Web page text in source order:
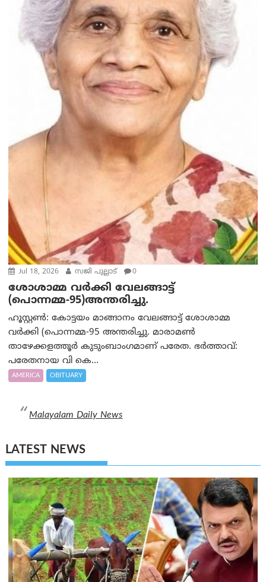
Jul 18, 2026 സജി പുല്ലാട് 0
ശോശാമ്മ വർക്കി വേലങ്ങാട്ട്
(പൊന്നമ്മ-95)അന്തരിച്ചു.
ഹൂസ്റ്റൺ: കോട്ടയം മാങ്ങാനം വേലങ്ങാട്ട് ശോശാമ്മ
വർക്കി (പൊന്നമ്മ-95 അന്തരിച്ചു. മാരാമൺ
താഴേക്കളത്തൂർ കുടുംബാംഗമാണ് പരേത. ഭർത്താവ്:
പരേതനായ വി കെ...
AMERICA OBITUARY
Malayalam Daily News
LATEST NEWS